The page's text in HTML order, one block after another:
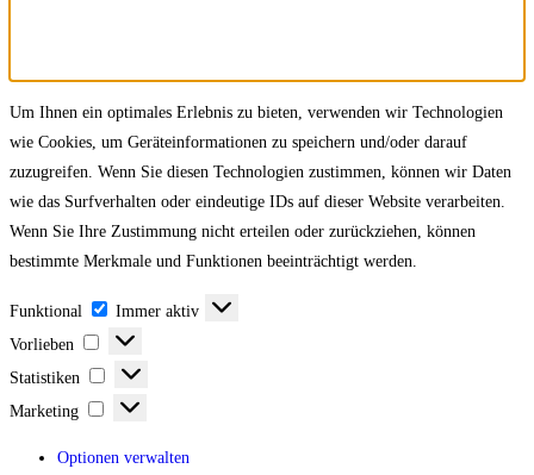
Um Ihnen ein optimales Erlebnis zu bieten, verwenden wir Technologien
wie Cookies, um Geräteinformationen zu speichern und/oder darauf
zuzugreifen. Wenn Sie diesen Technologien zustimmen, können wir Daten
wie das Surfverhalten oder eindeutige IDs auf dieser Website verarbeiten.
Wenn Sie Ihre Zustimmung nicht erteilen oder zurückziehen, können
bestimmte Merkmale und Funktionen beeinträchtigt werden.
Funktional Funktional
Immer aktiv
Vorlieben
Vorlieben
Statistiken Statistiken
Marketing Marketing
Optionen verwalten